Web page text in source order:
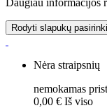
Rodyti slapukų
Nėra straipsnių
nemokamas
0,00 € Iš viso